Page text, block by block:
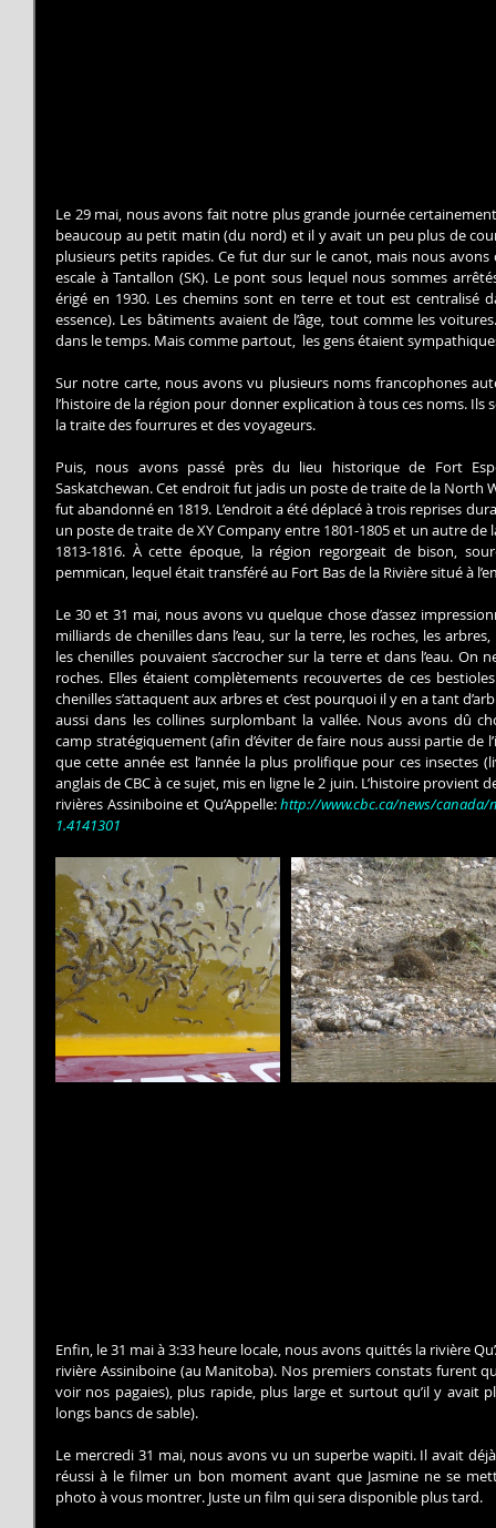
Le 29 mai, nous avons fait notre plus grande journée
beaucoup au petit matin (du nord) et il y avait un peu plus de
plusieurs petits rapides. Ce fut dur sur le canot, mais nous
escale à Tantallon (SK). Le pont sous lequel nous sommes
érigé en 1930. Les chemins sont en terre et tout est centralisé
essence). Les bâtiments avaient de l’âge, tout comme les
dans le temps. Mais comme partout,  les gens étaient
Sur notre carte, nous avons vu plusieurs noms francophones
l’histoire de la région pour donner explication à tous ces noms.
la traite des fourrures et des voyageurs.
Puis, nous avons passé près du lieu historique de Fort
Saskatchewan. Cet endroit fut jadis un poste de traite de la North
fut abandonné en 1819. L’endroit a été déplacé à trois reprises
un poste de traite de XY Company entre 1801-1805 et un autre de
1813-1816. À cette époque, la région regorgeait de bison,
pemmican, lequel était transféré au Fort Bas de la Rivière situé à
Le 30 et 31 mai, nous avons vu quelque chose d’assez
milliards de chenilles dans l’eau, sur la terre, les roches, les
les chenilles pouvaient s’accrocher sur la terre et dans l’eau. On
roches. Elles étaient complètements recouvertes de ces
chenilles s’attaquent aux arbres et c’est pourquoi il y en a tant
aussi dans les collines surplombant la vallée. Nous avons dû
camp stratégiquement (afin d’éviter de faire nous aussi partie de
que cette année est l’année la plus prolifique pour ces insectes
anglais de CBC à ce sujet, mis en ligne le 2 juin. L’histoire provient
rivières Assiniboine et Qu’Appelle: http://www.cbc.ca/news/
1.4141301
Enfin, le 31 mai à 3:33 heure locale, nous avons quittés la rivière
rivière Assiniboine (au Manitoba). Nos premiers constats furent
voir nos pagaies), plus rapide, plus large et surtout qu’il y avait
longs bancs de sable).
Le mercredi 31 mai, nous avons vu un superbe wapiti. Il avait
réussi à le filmer un bon moment avant que Jasmine ne se
photo à vous montrer. Juste un film qui sera disponible plus tard.